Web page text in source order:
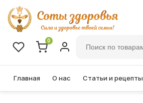
0
Главная О нас Статьи и рецепты